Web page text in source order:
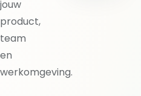
jouw
product,
team
en
werkomgeving.